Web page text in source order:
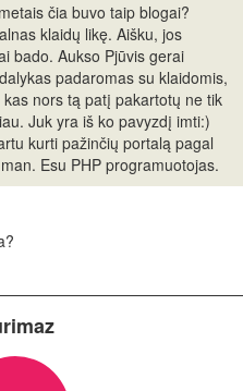
čia buvo taip blogai?
klaidų likę. Aišku, jos
bado. Aukso Pjūvis gerai
padaromas su klaidomis,
nors tą patį pakartotų ne tik
Juk yra iš ko pavyzdį imti:)
kurti pažinčių portalą pagal
Esu PHP programuotojas.